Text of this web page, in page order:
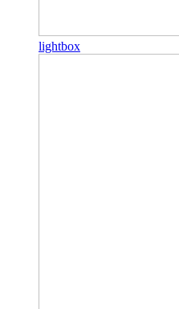
lightbox